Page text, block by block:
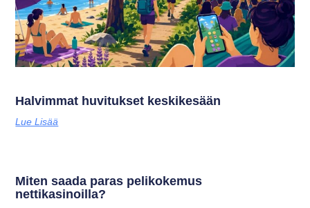
Halvimmat huvitukset keskikesään
Lue Lisää
Miten saada paras pelikokemus
nettikasinoilla?